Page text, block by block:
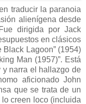
traducir la paranoia
alienígena desde
dirigida por Jack
en clásicos
Black Lagoon” (1954)
Man (1957)”. Está
y narra el hallazgo de
aficionado John
que se trata de un
creen loco (incluida